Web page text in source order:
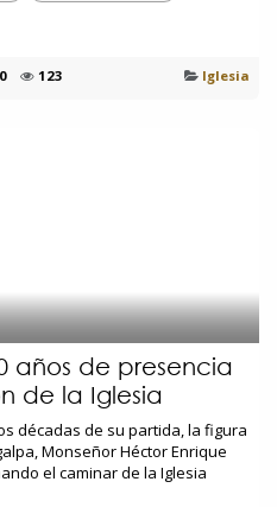
0 123 Iglesia
años de presencia
de la Iglesia
décadas de su partida, la figura
Monseñor Héctor Enrique
el caminar de la Iglesia